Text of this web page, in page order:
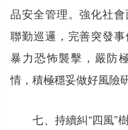
品安全管理。強化社
聯勤巡邏，完善突發
暴力恐怖襲擊，嚴防
情，積極穩妥做好風險
七、持續糾“四風”